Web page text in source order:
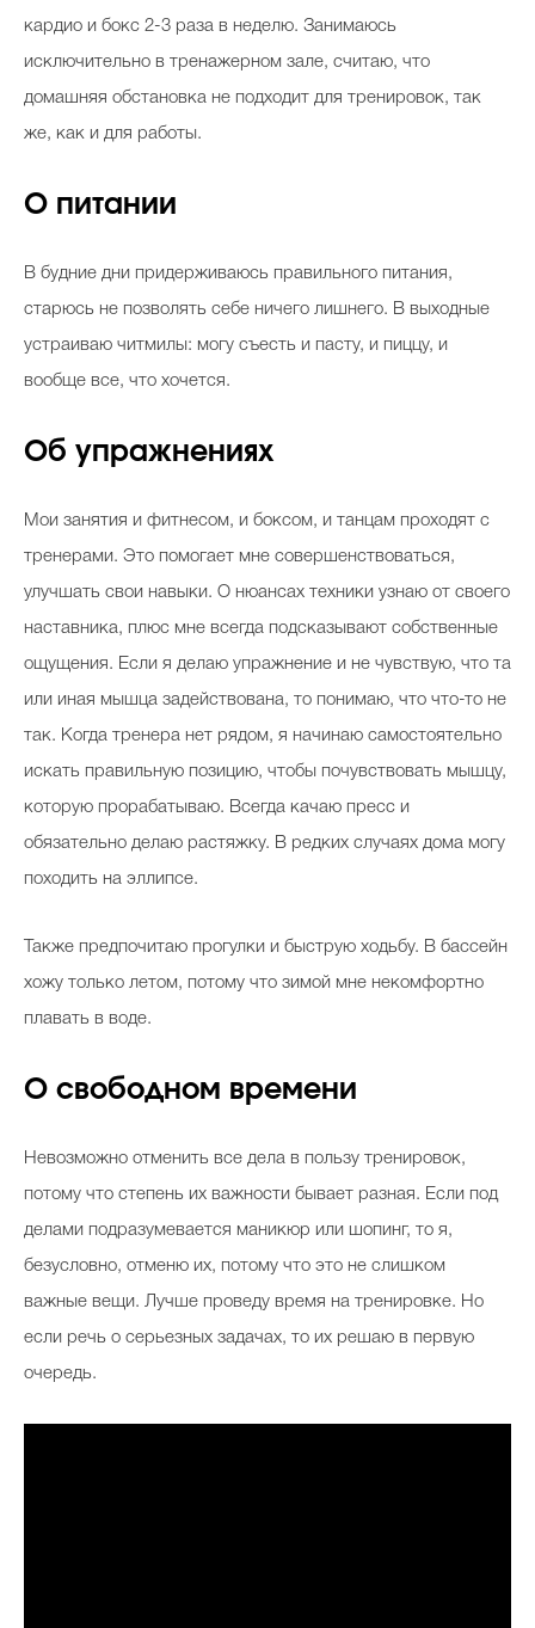
кардио и бокс 2-3 раза в неделю. Занимаюсь
исключительно в тренажерном зале, считаю, что
домашняя обстановка не подходит для тренировок, так
же, как и для работы.
О питании
В будние дни придерживаюсь правильного питания,
старюсь не позволять себе ничего лишнего. В выходные
устраиваю читмилы: могу съесть и пасту, и пиццу, и
вообще все, что хочется.
Об упражнениях
Мои занятия и фитнесом, и боксом, и танцам проходят с
тренерами. Это помогает мне совершенствоваться,
улучшать свои навыки. О нюансах техники узнаю от своего
наставника, плюс мне всегда подсказывают собственные
ощущения. Если я делаю упражнение и не чувствую, что та
или иная мышца задействована, то понимаю, что что-то не
так. Когда тренера нет рядом, я начинаю самостоятельно
искать правильную позицию, чтобы почувствовать мышцу,
которую прорабатываю. Всегда качаю пресс и
обязательно делаю растяжку. В редких случаях дома могу
походить на эллипсе.
Также предпочитаю прогулки и быструю ходьбу. В бассейн
хожу только летом, потому что зимой мне некомфортно
плавать в воде.
О свободном времени
Невозможно отменить все дела в пользу тренировок,
потому что степень их важности бывает разная. Если под
делами подразумевается маникюр или шопинг, то я,
безусловно, отменю их, потому что это не слишком
важные вещи. Лучше проведу время на тренировке. Но
если речь о серьезных задачах, то их решаю в первую
очередь.